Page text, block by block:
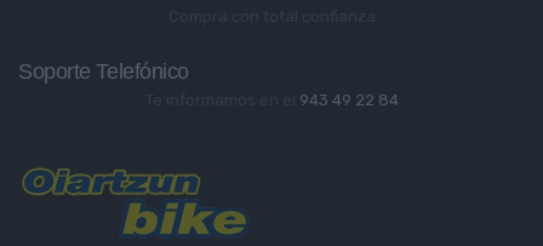
Soporte Telefónico
943 49 22 84